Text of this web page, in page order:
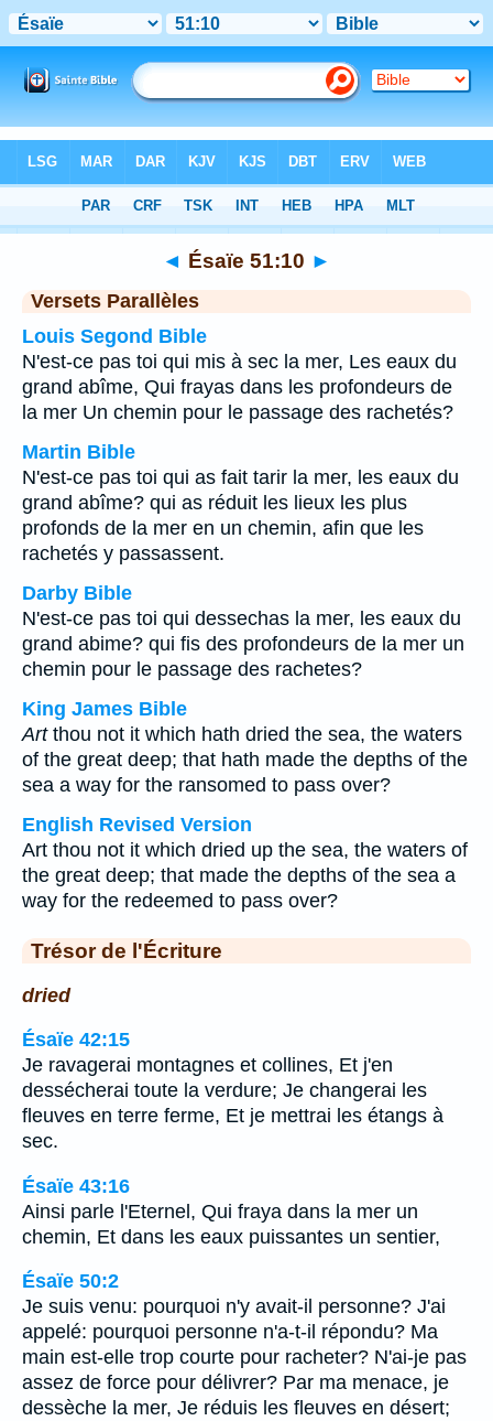
Chapitre 51> Verset 10
◄ Ésaïe 51:10 ►
Versets Parallèles
Louis Segond Bible
N'est-ce pas toi qui mis à sec la mer, Les eaux du
grand abîme, Qui frayas dans les profondeurs de
la mer Un chemin pour le passage des rachetés?
Martin Bible
N'est-ce pas toi qui as fait tarir la mer, les eaux du
grand abîme? qui as réduit les lieux les plus
profonds de la mer en un chemin, afin que les
rachetés y passassent.
Darby Bible
N'est-ce pas toi qui dessechas la mer, les eaux du
grand abime? qui fis des profondeurs de la mer un
chemin pour le passage des rachetes?
King James Bible
Artthou not it which hath dried the sea, the waters
of the great deep; that hath made the depths of the
sea a way for the ransomed to pass over?
English Revised Version
Art thou not it which dried up the sea, the waters of
the great deep; that made the depths of the sea a
way for the redeemed to pass over?
Trésor de l'Écriture
dried
Ésaïe 42:15
Je ravagerai montagnes et collines, Et j'en
dessécherai toute la verdure; Je changerai les
fleuves en terre ferme, Et je mettrai les étangs à
sec.
Ésaïe 43:16
Ainsi parle l'Eternel, Qui fraya dans la mer un
chemin, Et dans les eaux puissantes un sentier,
Ésaïe 50:2
Je suis venu: pourquoi n'y avait-il personne? J'ai
appelé: pourquoi personne n'a-t-il répondu? Ma
main est-elle trop courte pour racheter? N'ai-je pas
assez de force pour délivrer? Par ma menace, je
dessèche la mer, Je réduis les fleuves en désert;